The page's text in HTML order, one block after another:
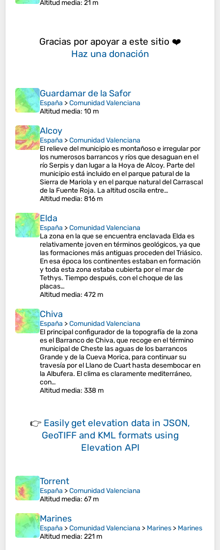
Altitud media: 21 m
Gracias por apoyar a este sitio ❤️
Haz una donación
Guardamar de la Safor
España >Comunidad Valenciana
Altitud media: 10 m
Alcoy
España >Comunidad Valenciana
El relieve del municipio es montañoso e irregular por
los numerosos barrancos y ríos que desaguan en el
río Serpis y dan lugar a la Hoya de Alcoy. Parte del
municipio está incluido en el parque patural de la
Sierra de Mariola y en el parque natural del Carrascal
de la Fuente Roja. La altitud oscila entre…
Altitud media: 816 m
Elda
España >Comunidad Valenciana
La zona en la que se encuentra enclavada Elda es
relativamente joven en términos geológicos, ya que
las formaciones más antiguas proceden del Triásico.
En esa época los continentes estaban en formación
y toda esta zona estaba cubierta por el mar de
Tethys. Tiempo después, con el choque de las
placas…
Altitud media: 472 m
Chiva
España >Comunidad Valenciana
El principal configurador de la topografía de la zona
es el Barranco de Chiva, que recoge en el término
municipal de Cheste las aguas de los barrancos
Grande y de la Cueva Morica, para continuar su
travesía por el Llano de Cuart hasta desembocar en
la Albufera. El clima es claramente mediterráneo,
con…
Altitud media: 338 m
👉 Easily get elevation data in JSON,
GeoTIFF and KML formats using
Elevation API
Torrent
España >Comunidad Valenciana
Altitud media: 67 m
Marines
España >Comunidad Valenciana > Marines > Marines
Altitud media: 221 m